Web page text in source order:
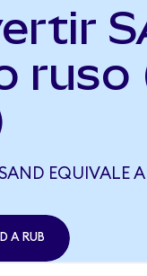
ruso
EQUIVALE
A RUB